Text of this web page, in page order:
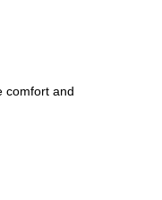
comfort and